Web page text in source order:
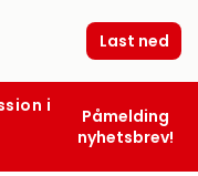
Last ned
i
Påmelding
nyhetsbrev!